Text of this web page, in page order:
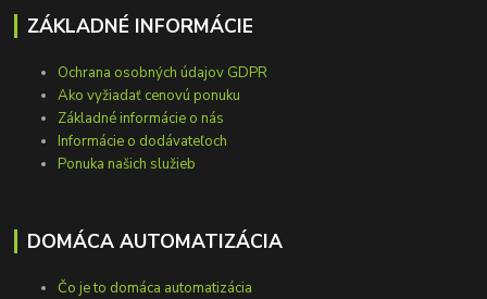
ZÁKLADNÉ INFORMÁCIE
Ochrana osobných údajov GDPR
Ako vyžiadať cenovú ponuku
Základné informácie o nás
Informácie o dodávateľoch
Ponuka našich služieb
DOMÁCA AUTOMATIZÁCIA
Čo je to domáca automatizácia